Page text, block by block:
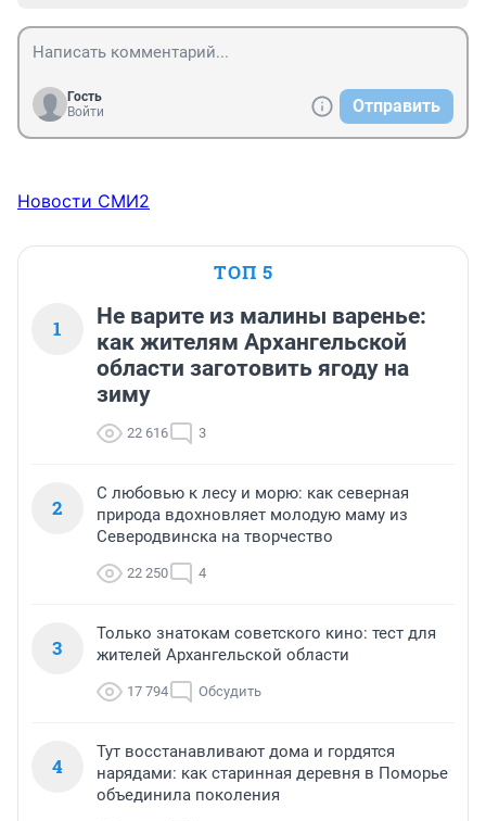
Гость
Войти
Отправить
Новости СМИ2
ТОП 5
1
Не варите из малины варенье:
как жителям Архангельской
области заготовить ягоду на
зиму
22 616 3
2
С любовью к лесу и морю: как северная
природа вдохновляет молодую маму из
Северодвинска на творчество
22 250 4
3
Только знатокам советского кино: тест для
жителей Архангельской области
17 794 Обсудить
4
Тут восстанавливают дома и гордятся
нарядами: как старинная деревня в Поморье
объединила поколения